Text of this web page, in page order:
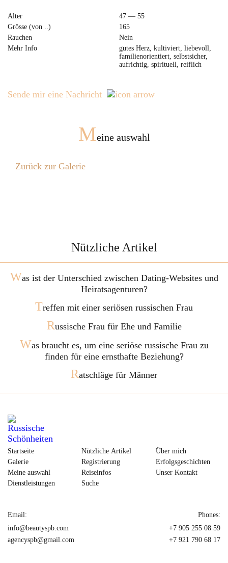
Alter
47 — 55
Grösse (von ..)
165
Rauchen
Nein
Mehr Info
gutes Herz, kultiviert, liebevoll,
familienorientiert, selbstsicher,
aufrichtig, spirituell, reiflich
Sende mir eine Nachricht
Meine auswahl
Zurück zur Galerie
Nützliche Artikel
Was ist der Unterschied zwischen Dating-Websites und
Heiratsagenturen?
Treffen mit einer seriösen russischen Frau
Russische Frau für Ehe und Familie
Was braucht es, um eine seriöse russische Frau zu
finden für eine ernsthafte Beziehung?
Ratschläge für Männer
Startseite
Galerie
Meine auswahl
Dienstleistungen
Nützliche Artikel
Registrierung
Reiseinfos
Suche
Über mich
Erfolgsgeschichten
Unser Kontakt
Email:
info@beautyspb.com
agencyspb@gmail.com
Phones:
+7 905 255 08 59
+7 921 790 68 17